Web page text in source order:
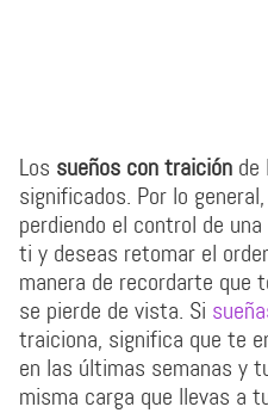
Los sueños con traición de
significados. Por lo
perdiendo el control de
ti y deseas retomar el
manera de recordarte que
se pierde de vista. Si
traiciona, significa que te
en las últimas semanas y
misma carga que llevas a